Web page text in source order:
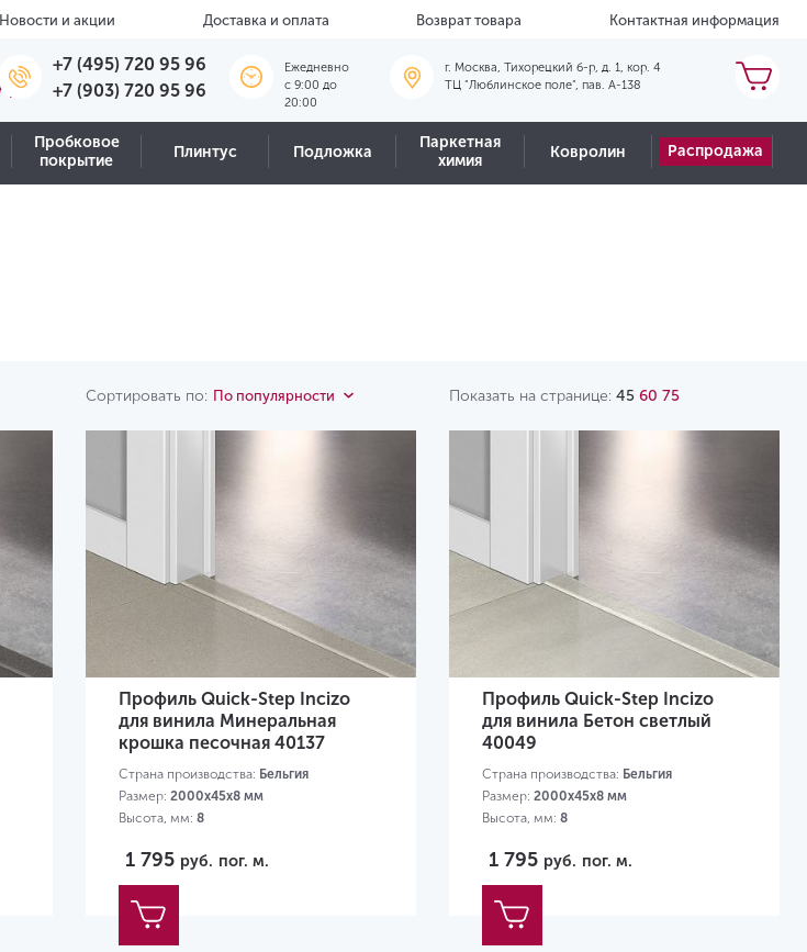
Новости и акции Доставка и оплата Возврат товара Контактная информация
+7 (495) 720 95 96
+7 (903) 720 95 96
Ежедневно
c 9:00 до
20:00
г. Москва, Тихорецкий б-р, д. 1, кор. 4
ТЦ "Люблинское поле", пав. А-138
Пробковое
покрытие
Плинтус Подложка
Паркетная
химия
Ковролин Распродажа
Сортировать по: По популярности Показать на странице: 45 60 75
Профиль Quick-Step Incizo
для винила Минеральная
крошка песочная 40137
Страна производства: Бельгия
Размер: 2000х45х8 мм
Высота, мм: 8
1 795 руб. пог. м.
Профиль Quick-Step Incizo
для винила Бетон светлый
40049
Страна производства: Бельгия
Размер: 2000х45х8 мм
Высота, мм: 8
1 795 руб. пог. м.